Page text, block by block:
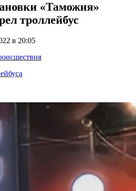
«Таможня»
троллейбус
в 20:05